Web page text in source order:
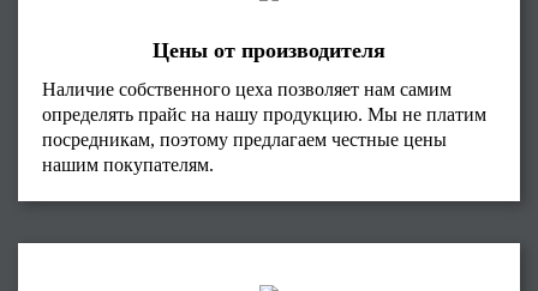
Цены от производителя
Наличие собственного цеха позволяет нам самим
определять прайс на нашу продукцию. Мы не платим
посредникам, поэтому предлагаем честные цены
нашим покупателям.